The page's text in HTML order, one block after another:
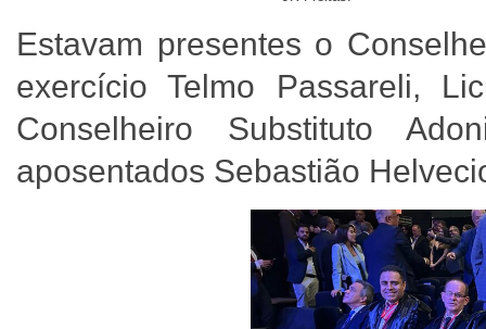
Estavam presentes o
exercício Telmo Passareli,
Conselheiro Substituto
aposentados Sebastião